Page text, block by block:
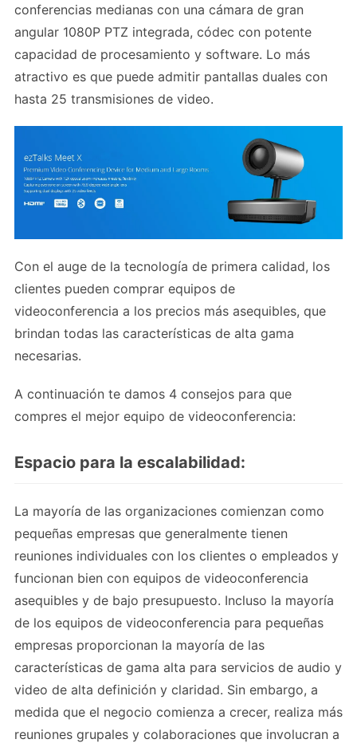
conferencias medianas con una cámara de gran
angular 1080P PTZ integrada, códec con potente
capacidad de procesamiento y software. Lo más
atractivo es que puede admitir pantallas duales con
hasta 25 transmisiones de video.
Con el auge de la tecnología de primera calidad, los
clientes pueden comprar equipos de
videoconferencia a los precios más asequibles, que
brindan todas las características de alta gama
necesarias.
A continuación te damos 4 consejos para que
compres el mejor equipo de videoconferencia:
Espacio para la escalabilidad:
La mayoría de las organizaciones comienzan como
pequeñas empresas que generalmente tienen
reuniones individuales con los clientes o empleados y
funcionan bien con equipos de videoconferencia
asequibles y de bajo presupuesto. Incluso la mayoría
de los equipos de videoconferencia para pequeñas
empresas proporcionan la mayoría de las
características de gama alta para servicios de audio y
video de alta definición y claridad. Sin embargo, a
medida que el negocio comienza a crecer, realiza más
reuniones grupales y colaboraciones que involucran a